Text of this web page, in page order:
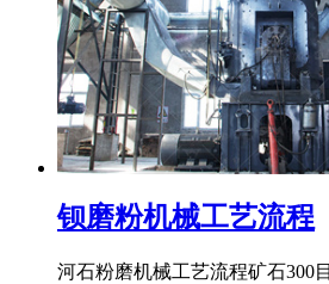
钡磨粉机械工艺流程
河石粉磨机械工艺流程矿石300